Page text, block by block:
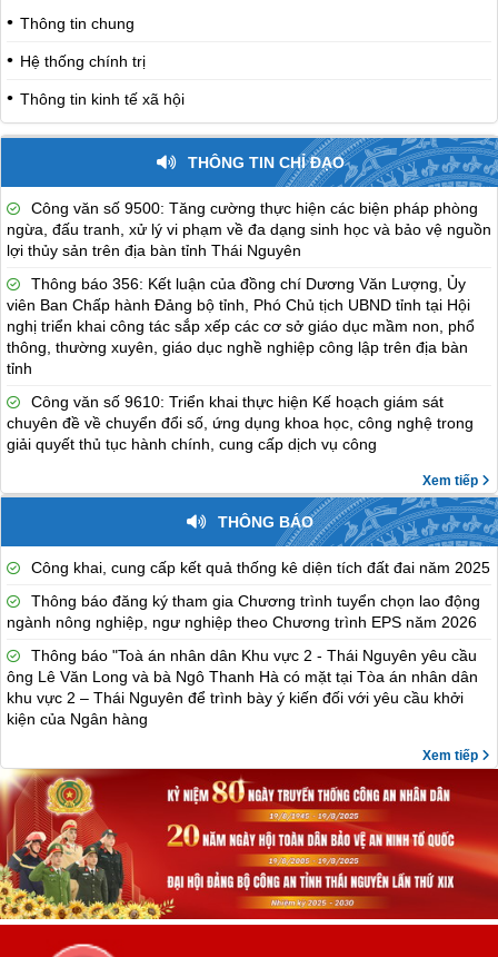
Thông tin chung
Hệ thống chính trị
Thông tin kinh tế xã hội
THÔNG TIN CHỈ ĐẠO
Công văn số 9500: Tăng cường thực hiện các biện pháp phòng
ngừa, đấu tranh, xử lý vi phạm về đa dạng sinh học và bảo vệ nguồn
lợi thủy sản trên địa bàn tỉnh Thái Nguyên
Thông báo 356: Kết luận của đồng chí Dương Văn Lượng, Ủy
viên Ban Chấp hành Đảng bộ tỉnh, Phó Chủ tịch UBND tỉnh tại Hội
nghị triển khai công tác sắp xếp các cơ sở giáo dục mầm non, phổ
thông, thường xuyên, giáo dục nghề nghiệp công lập trên địa bàn
tỉnh
Công văn số 9610: Triển khai thực hiện Kế hoạch giám sát
chuyên đề về chuyển đổi số, ứng dụng khoa học, công nghệ trong
giải quyết thủ tục hành chính, cung cấp dịch vụ công
Xem tiếp
THÔNG BÁO
Công khai, cung cấp kết quả thống kê diện tích đất đai năm 2025
Thông báo đăng ký tham gia Chương trình tuyển chọn lao động
ngành nông nghiệp, ngư nghiệp theo Chương trình EPS năm 2026
Thông báo "Toà án nhân dân Khu vực 2 - Thái Nguyên yêu cầu
ông Lê Văn Long và bà Ngô Thanh Hà có mặt tại Tòa án nhân dân
khu vực 2 – Thái Nguyên để trình bày ý kiến đối với yêu cầu khởi
kiện của Ngân hàng
Xem tiếp